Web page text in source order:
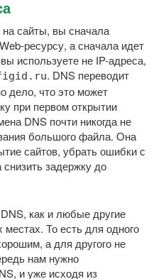
на сайты, вы сначала
ресурсу, а сначала идет
используете не IP-адреса,
. DNS переводит
дело, что это может
при первом открытии
DNS почти никогда не
большого файла. Она
сайтов, убрать ошибки с
задержку до
как и любые другие
То есть для одного
а для другого не
нам нужно
и уже исходя из